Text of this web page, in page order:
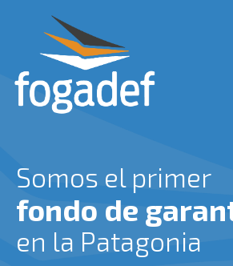
Somos el primer
fondo de
en la Patagonia